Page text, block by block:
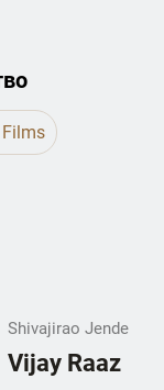
Shivajirao Jende
Vijay Raaz